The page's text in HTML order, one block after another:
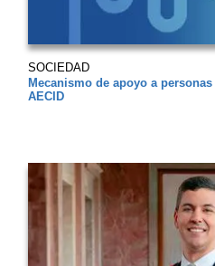
SOCIEDAD
Mecanismo de apoyo a
AECID